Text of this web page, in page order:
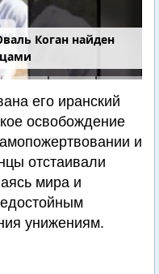
Коган найден
его иранский
освобождение
и
отстаивали
мира и
унижениям.